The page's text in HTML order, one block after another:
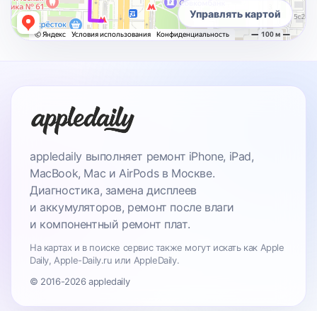
Управлять картой
appledaily выполняет ремонт iPhone, iPad,
MacBook, Mac и AirPods в Москве.
Диагностика, замена дисплеев
и аккумуляторов, ремонт после влаги
и компонентный ремонт плат.
На картах и в поиске сервис также могут искать как Apple
Daily, Apple-Daily.ru или AppleDaily.
© 2016-2026 appledaily